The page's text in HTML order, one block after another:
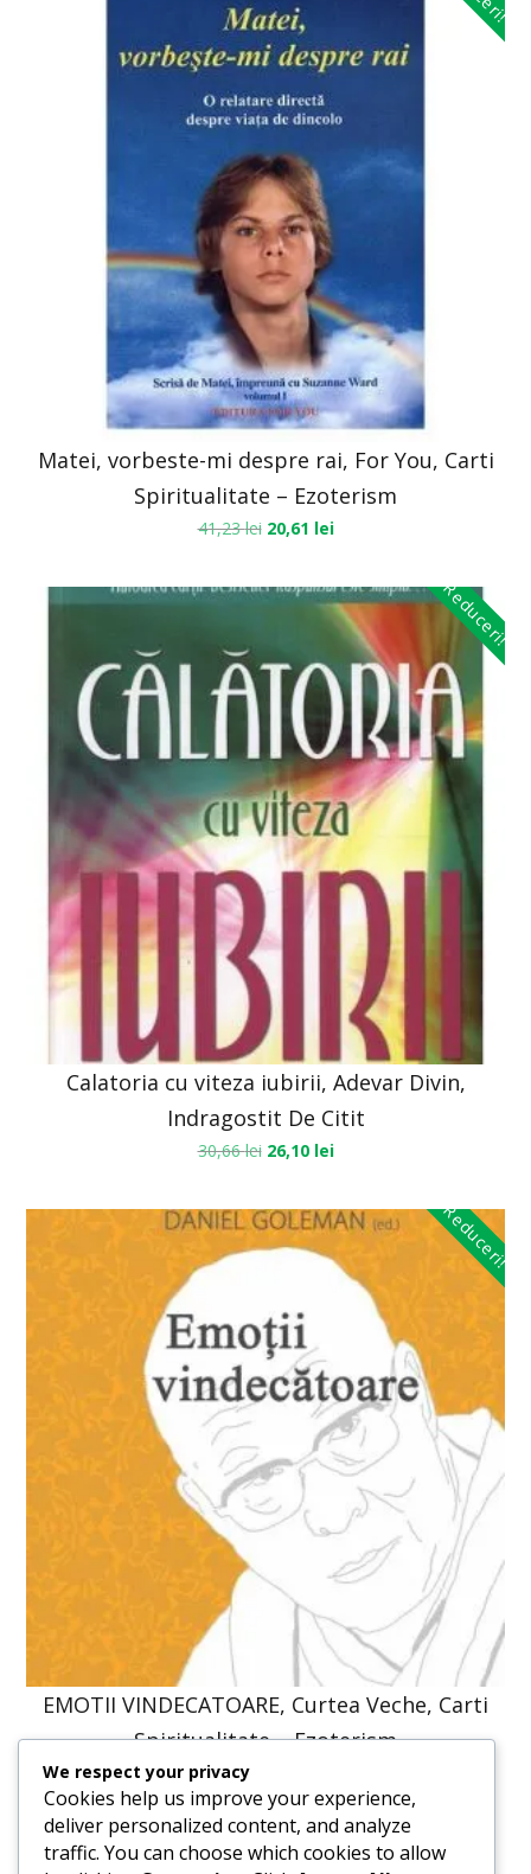
Matei, vorbeste-mi despre rai, For You, Carti
Spiritualitate – Ezoterism
41,23lei 20,61 lei
Reduceri!
Calatoria cu viteza iubirii, Adevar Divin,
Indragostit De Citit
30,66lei 26,10 lei
Reduceri!
EMOTII VINDECATOARE, Curtea Veche, Carti
Spiritualitate – Ezoterism
52,86lei
We respect your privacy
Cookies help us improve your experience,
deliver personalized content, and analyze
traffic. You can choose which cookies to allow